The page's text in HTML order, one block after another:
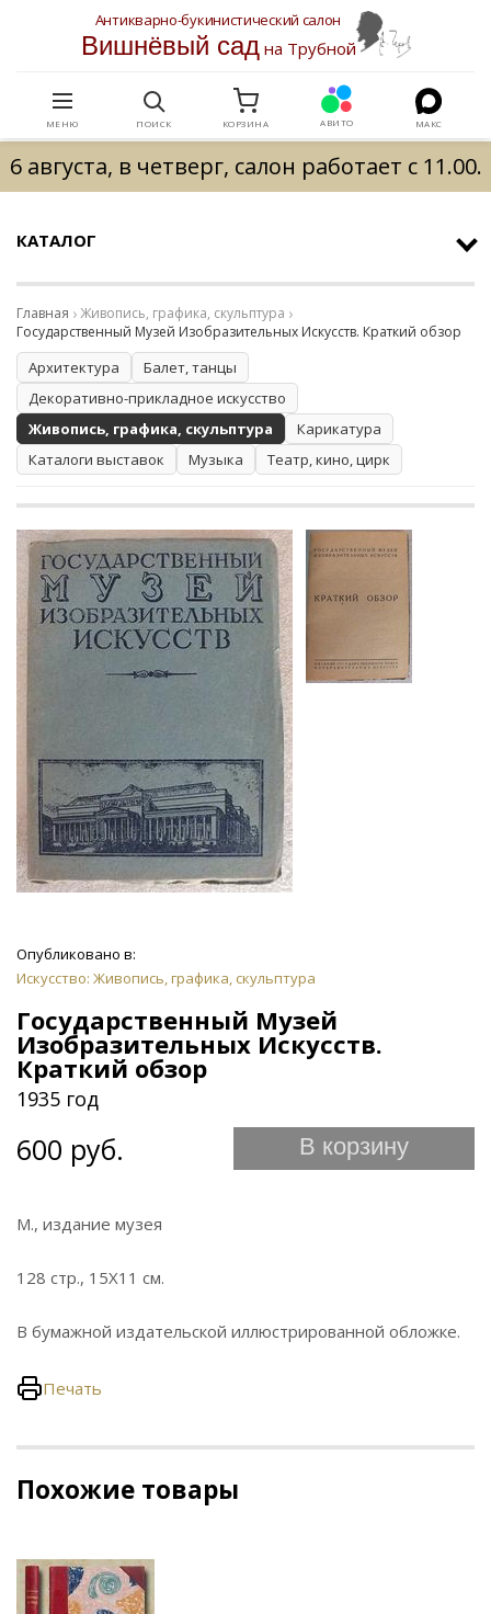
Антикварно-букинистический салон
Вишнёвый садна Трубной
МЕНЮ ПОИСК КОРЗИНА АВИТО МАКС
6 августа, в четверг, салон работает с 11.00.
КАТАЛОГ
Главная
Живопись, графика, скульптура
Государственный Музей Изобразительных Искусств. Краткий обзор
Архитектура
Балет, танцы
Декоративно-прикладное искусство
Живопись, графика, скульптура
Карикатура
Каталоги выставок
Музыка Театр, кино, цирк
Опубликовано в:
Искусство: Живопись, графика, скульптура
Государственный Музей
Изобразительных Искусств.
Краткий обзор
1935 год
600 руб. В корзину
М., издание музея
128 стр., 15Х11 см.
В бумажной издательской иллюстрированной обложке.
Печать
Похожие товары